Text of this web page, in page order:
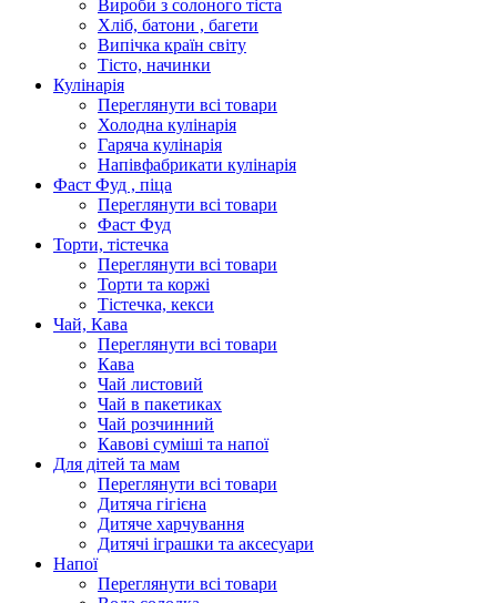
Вироби з солоного тіста
Хліб, батони , багети
Випічка країн світу
Тісто, начинки
Кулінарія
Переглянути всі товари
Холодна кулінарія
Гаряча кулінарія
Напівфабрикати кулінарія
Фаст Фуд , піца
Переглянути всі товари
Фаст Фуд
Торти, тістечка
Переглянути всі товари
Торти та коржі
Тістечка, кекси
Чай, Кава
Переглянути всі товари
Кава
Чай листовий
Чай в пакетиках
Чай розчинний
Кавові суміші та напої
Для дітей та мам
Переглянути всі товари
Дитяча гігієна
Дитяче харчування
Дитячі іграшки та аксесуари
Напої
Переглянути всі товари